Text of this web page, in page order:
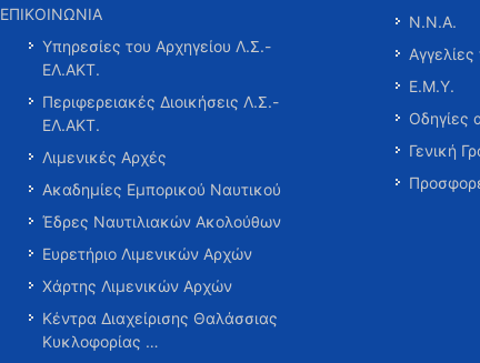
ΕΠΙΚΟΙΝΩΝΙΑ
Υπηρεσίες του Αρχηγείου Λ.Σ.-
ΕΛ.ΑΚΤ.
Περιφερειακές Διοικήσεις Λ.Σ.-
ΕΛ.ΑΚΤ.
Λιμενικές Αρχές
Ακαδημίες Εμπορικού Ναυτικού
Έδρες Ναυτιλιακών Ακολούθων
Ευρετήριο Λιμενικών Αρχών
Χάρτης Λιμενικών Αρχών
Κέντρα Διαχείρισης Θαλάσσιας
Κυκλοφορίας …
Ν.Ν.Α.
Ε.Μ.Υ.
Οδηγίες
Γενική